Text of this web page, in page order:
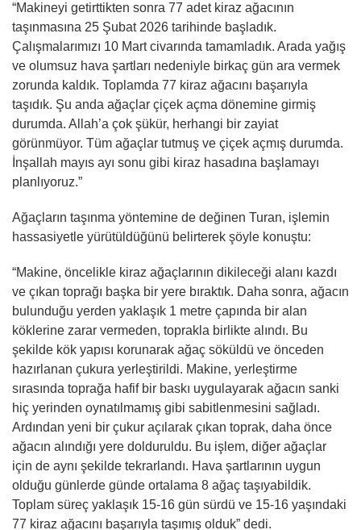
“Makineyi getirttikten sonra 77 adet kiraz ağacının
taşınmasına 25 Şubat 2026 tarihinde başladık.
Çalışmalarımızı 10 Mart civarında tamamladık. Arada yağış
ve olumsuz hava şartları nedeniyle birkaç gün ara vermek
zorunda kaldık. Toplamda 77 kiraz ağacını başarıyla
taşıdık. Şu anda ağaçlar çiçek açma dönemine girmiş
durumda. Allah’a çok şükür, herhangi bir zayiat
görünmüyor. Tüm ağaçlar tutmuş ve çiçek açmış durumda.
İnşallah mayıs ayı sonu gibi kiraz hasadına başlamayı
planlıyoruz.”
Ağaçların taşınma yöntemine de değinen Turan, işlemin
hassasiyetle yürütüldüğünü belirterek şöyle konuştu:
“Makine, öncelikle kiraz ağaçlarının dikileceği alanı kazdı
ve çıkan toprağı başka bir yere bıraktık. Daha sonra, ağacın
bulunduğu yerden yaklaşık 1 metre çapında bir alan
köklerine zarar vermeden, toprakla birlikte alındı. Bu
şekilde kök yapısı korunarak ağaç söküldü ve önceden
hazırlanan çukura yerleştirildi. Makine, yerleştirme
sırasında toprağa hafif bir baskı uygulayarak ağacın sanki
hiç yerinden oynatılmamış gibi sabitlenmesini sağladı.
Ardından yeni bir çukur açılarak çıkan toprak, daha önce
ağacın alındığı yere dolduruldu. Bu işlem, diğer ağaçlar
için de aynı şekilde tekrarlandı. Hava şartlarının uygun
olduğu günlerde günde ortalama 8 ağaç taşıyabildik.
Toplam süreç yaklaşık 15-16 gün sürdü ve 15-16 yaşındaki
77 kiraz ağacını başarıyla taşımış olduk” dedi.